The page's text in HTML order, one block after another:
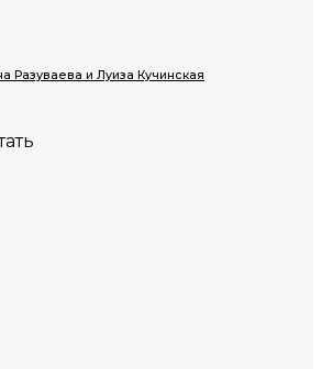
Разуваева и Луиза Кучинская